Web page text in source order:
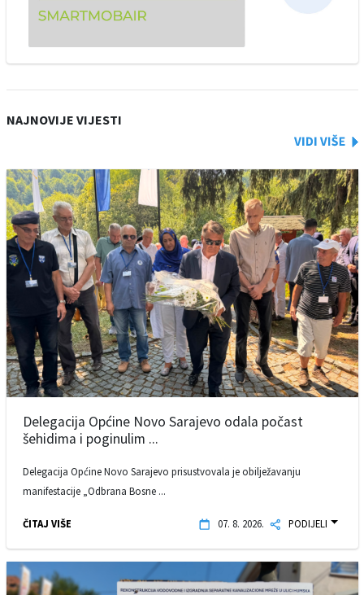
NAJNOVIJE VIJESTI
Delegacija Općine Novo Sarajevo odala počast
šehidima i poginulim ...
Delegacija Općine Novo Sarajevo prisustvovala je obilježavanju
manifestacije „Odbrana Bosne ...
ČITAJ VIŠE 07. 8. 2026. PODIJELI